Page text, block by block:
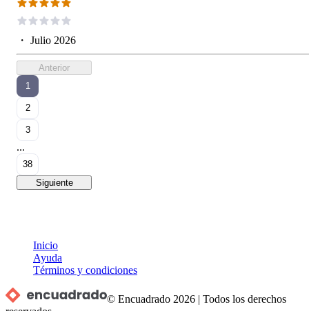
・ Julio 2026
Anterior
1
2
3
...
38
Siguiente
Inicio
Ayuda
Términos y condiciones
© Encuadrado 2026 |Todos los derechos